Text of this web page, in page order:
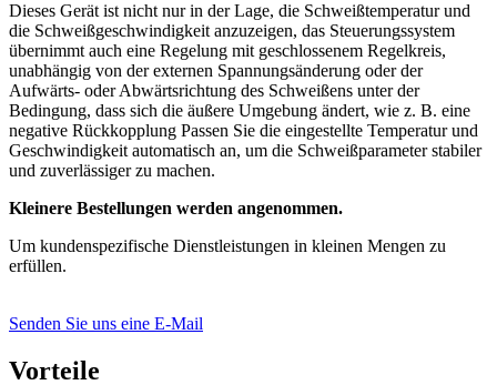
Dieses Gerät ist nicht nur in der Lage, die Schweißtemperatur und
die Schweißgeschwindigkeit anzuzeigen, das Steuerungssystem
übernimmt auch eine Regelung mit geschlossenem Regelkreis,
unabhängig von der externen Spannungsänderung oder der
Aufwärts- oder Abwärtsrichtung des Schweißens unter der
Bedingung, dass sich die äußere Umgebung ändert, wie z. B. eine
negative Rückkopplung Passen Sie die eingestellte Temperatur und
Geschwindigkeit automatisch an, um die Schweißparameter stabiler
und zuverlässiger zu machen.
Kleinere Bestellungen werden angenommen.
Um kundenspezifische Dienstleistungen in kleinen Mengen zu
erfüllen.
Senden Sie uns eine E-Mail
Vorteile